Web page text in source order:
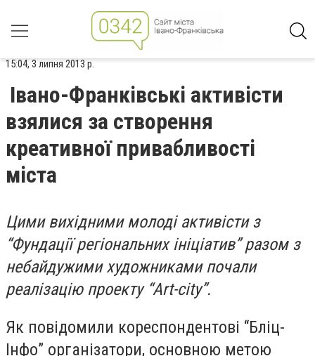
15:04, 3 липня 2013 р.
Івано-Франківські активісти
взялися за створення
креативної привабливості
міста
Цими вихідними молоді активісти з
“Фундації регіональних ініціатив” разом з
небайдужими художниками почали
реалізацію проекту “Art-city”.
Як повідомили кореспондентові “Бліц-
Інфо” організатори, основною метою